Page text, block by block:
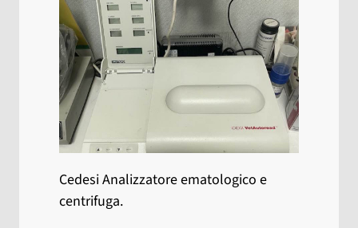
Cedesi Analizzatore ematologico e
centrifuga.